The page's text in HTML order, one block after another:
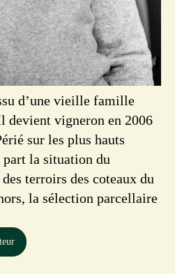
d’une vieille famille
devient vigneron en 2006
sur les plus hauts
part la situation du
terroirs des coteaux du
la sélection parcellaire